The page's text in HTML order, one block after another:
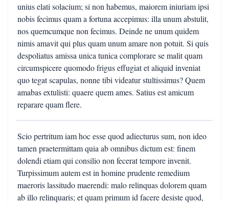
unius elati solacium; si non habemus, maiorem iniuriam ipsi
nobis fecimus quam a fortuna accepimus: illa unum abstulit,
nos quemcumque non fecimus. Deinde ne unum quidem
nimis amavit qui plus quam unum amare non potuit. Si quis
despoliatus amissa unica tunica complorare se malit quam
circumspicere quomodo frigus effugiat et aliquid inveniat
quo tegat scapulas, nonne tibi videatur stultissimus? Quem
amabas extulisti: quaere quem ames. Satius est amicum
reparare quam flere.
Scio pertritum iam hoc esse quod adiecturus sum, non ideo
tamen praetermittam quia ab omnibus dictum est: finem
dolendi etiam qui consilio non fecerat tempore invenit.
Turpissimum autem est in homine prudente remedium
maeroris lassitudo maerendi: malo relinquas dolorem quam
ab illo relinquaris; et quam primum id facere desiste quod,